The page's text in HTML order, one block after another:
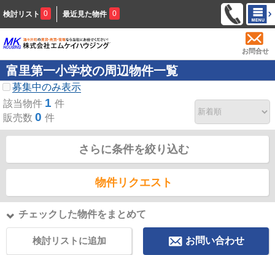
検討リスト 0 最近見た物件 0
お問合せ
富里第一小学校の周辺物件一覧
募集中のみ表示
該当物件 1 件
販売数 0 件
さらに条件を絞り込む
物件リクエスト
チェックした物件をまとめて
検討リストに追加 お問い合わせ